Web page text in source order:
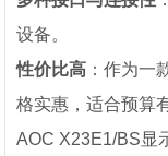
设备。
性价比高 ：作为一
格实惠，适合预算
AOC X23E1/BS显